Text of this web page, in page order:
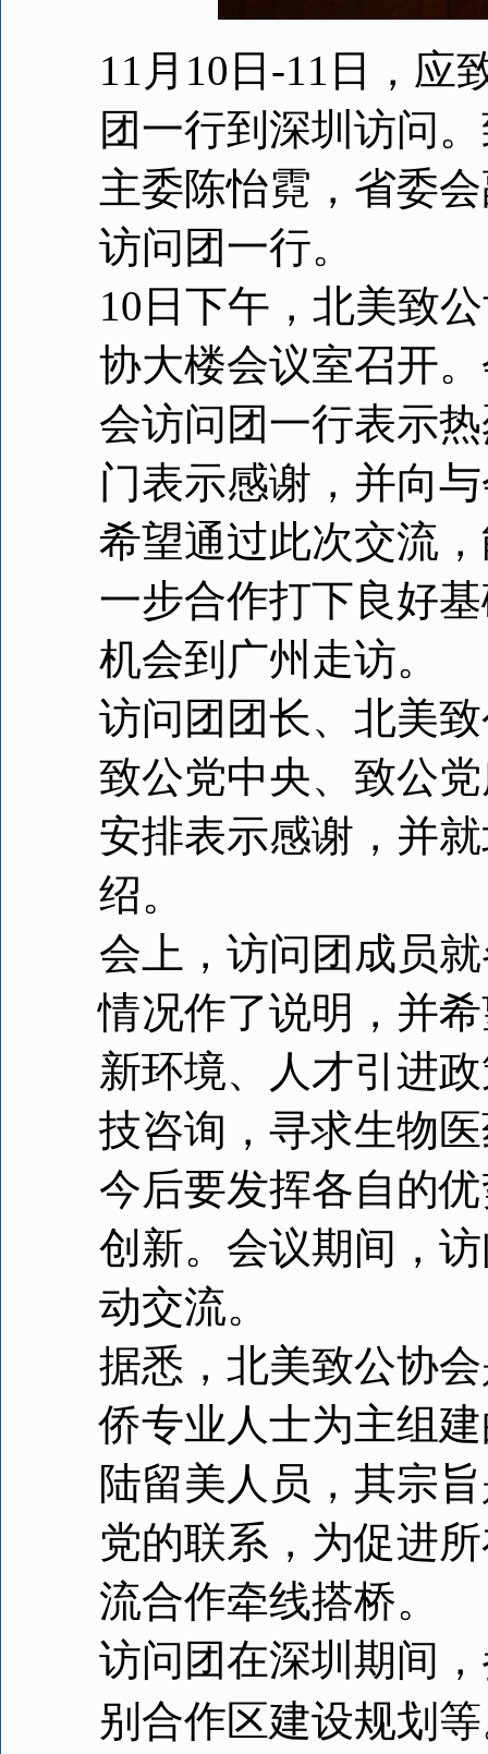
11月10日-11日，应
团一行到深圳访问
主委陈怡霓，省委
访问团一行。
10日下午，北美致
协大楼会议室召开
会访问团一行表示
门表示感谢，并向
希望通过此次交流
一步合作打下良好
机会到广州走访。
访问团团长、北美
致公党中央、致公
安排表示感谢，并
绍。
会上，访问团成员
情况作了说明，并
新环境、人才引进
技咨询，寻求生物
今后要发挥各自的
创新。会议期间，
动交流。
据悉，北美致公协
侨专业人士为主组
陆留美人员，其宗
党的联系，为促进
流合作牵线搭桥。
访问团在深圳期间
别合作区建设规划